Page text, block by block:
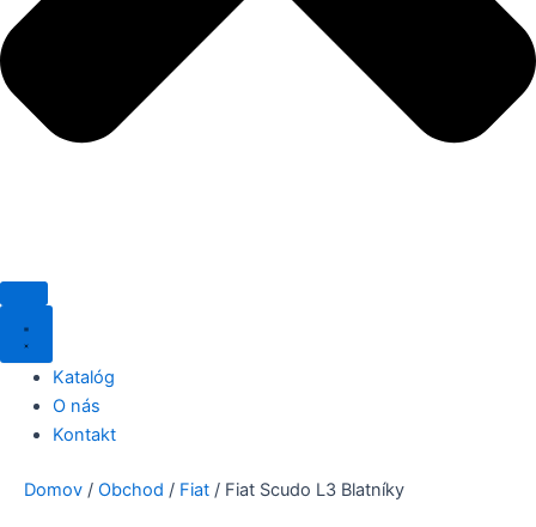
Katalóg
O nás
Kontakt
Domov / Obchod / Fiat / Fiat Scudo L3 Blatníky